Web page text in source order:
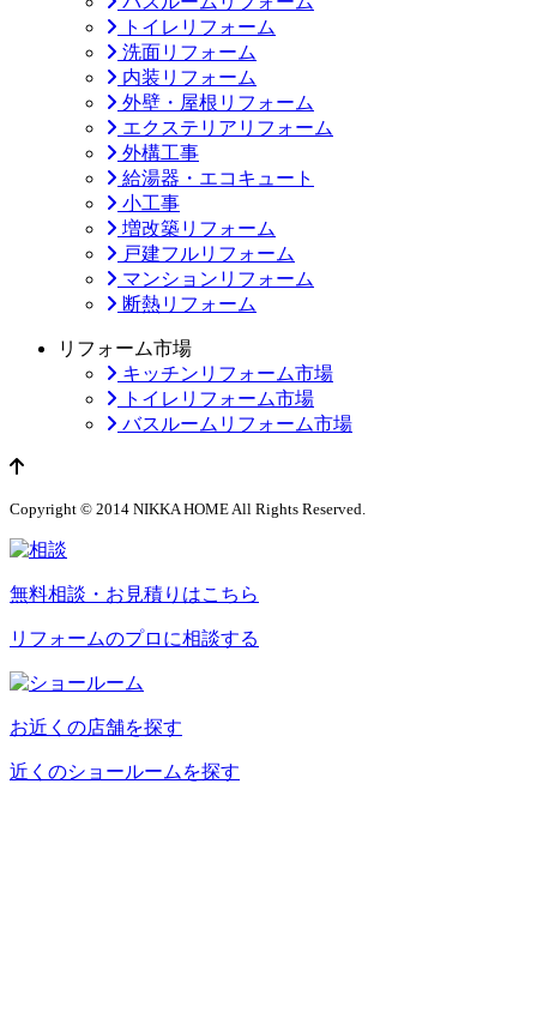
トイレリフォーム
洗面リフォーム
内装リフォーム
外壁・屋根リフォーム
エクステリアリフォーム
外構工事
給湯器・エコキュート
小工事
増改築リフォーム
戸建フルリフォーム
マンションリフォーム
断熱リフォーム
リフォーム市場
キッチンリフォーム市場
トイレリフォーム市場
バスルームリフォーム市場
ページのトップへ
Copyright © 2014 NIKKA HOME All Rights Reserved.
無料相談・お見積りはこちら
リフォームのプロに相談する
お近くの店舗を探す
近くのショールームを探す